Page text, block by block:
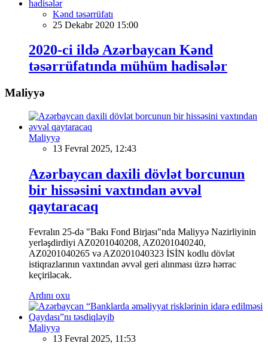
Kənd təsərrüfatı
25 Dekabr 2020 15:00
2020-ci ildə Azərbaycan Kənd
təsərrüfatında mühüm hadisələr
Maliyyə
Maliyyə
13 Fevral 2025, 12:43
Azərbaycan daxili dövlət borcunun
bir hissəsini vaxtından əvvəl
qaytaracaq
Fevralın 25-də "Bakı Fond Birjası"nda Maliyyə Nazirliyinin
yerləşdirdiyi AZ0201040208, AZ0201040240,
AZ0201040265 və AZ0201040323 İSİN kodlu dövlət
istiqrazlarının vaxtından əvvəl geri alınması üzrə hərrac
keçiriləcək.
Ardını oxu
Maliyyə
13 Fevral 2025, 11:53